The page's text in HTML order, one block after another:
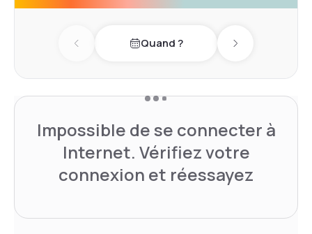
Previous dayQuand ? Next day
Impossible de se connecter à
Internet. Vérifiez votre
connexion et réessayez